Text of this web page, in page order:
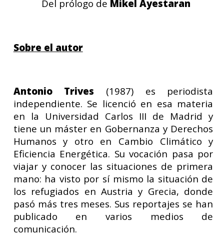
Del prólogo de Mikel Ayestaran
Sobre el autor
Antonio Trives (1987) es periodista
independiente. Se licenció en esa materia
en la Universidad Carlos III de Madrid y
tiene un máster en Gobernanza y Derechos
Humanos y otro en Cambio Climático y
Eficiencia Energética. Su vocación pasa por
viajar y conocer las situaciones de primera
mano: ha visto por sí mismo la situación de
los refugiados en Austria y Grecia, donde
pasó más tres meses. Sus reportajes se han
publicado en varios medios de
comunicación.